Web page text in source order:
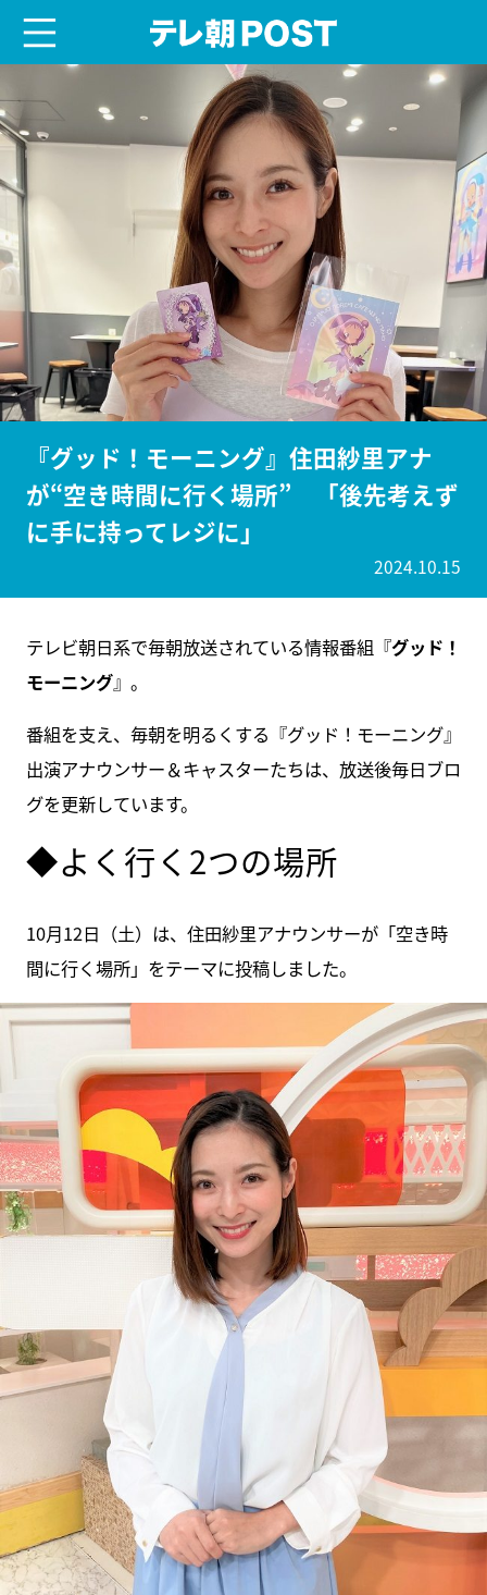
『グッド！モーニング』住田紗里アナ
が“空き時間に行く場所” 「後先考えず
に手に持ってレジに」
2024.10.15
テレビ朝日系で毎朝放送されている情報番組『グッド！
モーニング』。
番組を支え、毎朝を明るくする『グッド！モーニング』
出演アナウンサー＆キャスターたちは、放送後毎日ブロ
グを更新しています。
◆よく行く2つの場所
10月12日（土）は、住田紗里アナウンサーが「空き時
間に行く場所」をテーマに投稿しました。